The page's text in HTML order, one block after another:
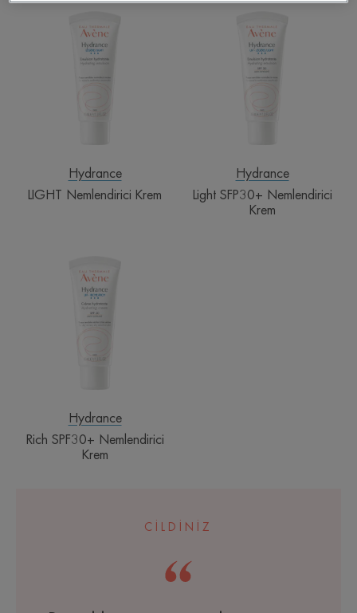
LIGHT
Nemlendirici
Krem
Hydrance
LIGHT Nemlendirici Krem
Light
SFP30+
Nemlendirici
Krem
Hydrance
Light SFP30+ Nemlendirici
Krem
SPF30+
Nemlendirici
Krem
Hydrance
Rich SPF30+ Nemlendirici
Krem
CİLDİNİZ